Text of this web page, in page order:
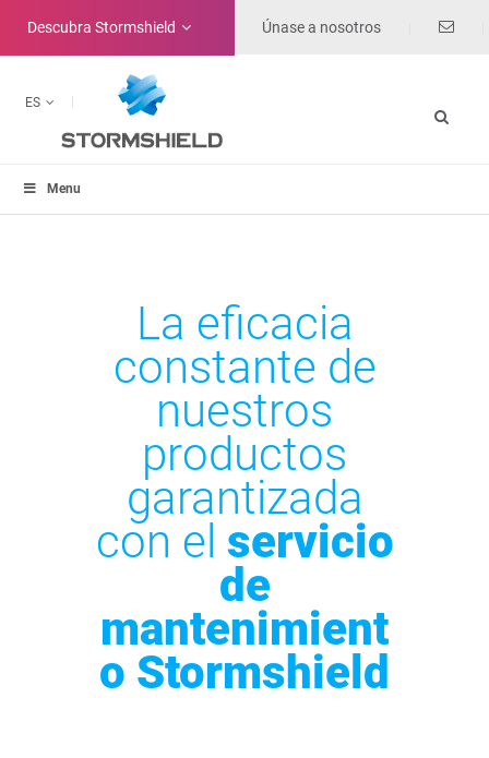
Descubra Stormshield Únase a nosotros
ES
Menu
La eficacia
constante de
nuestros
productos
garantizada
con el servicio
de
mantenimient
o Stormshield